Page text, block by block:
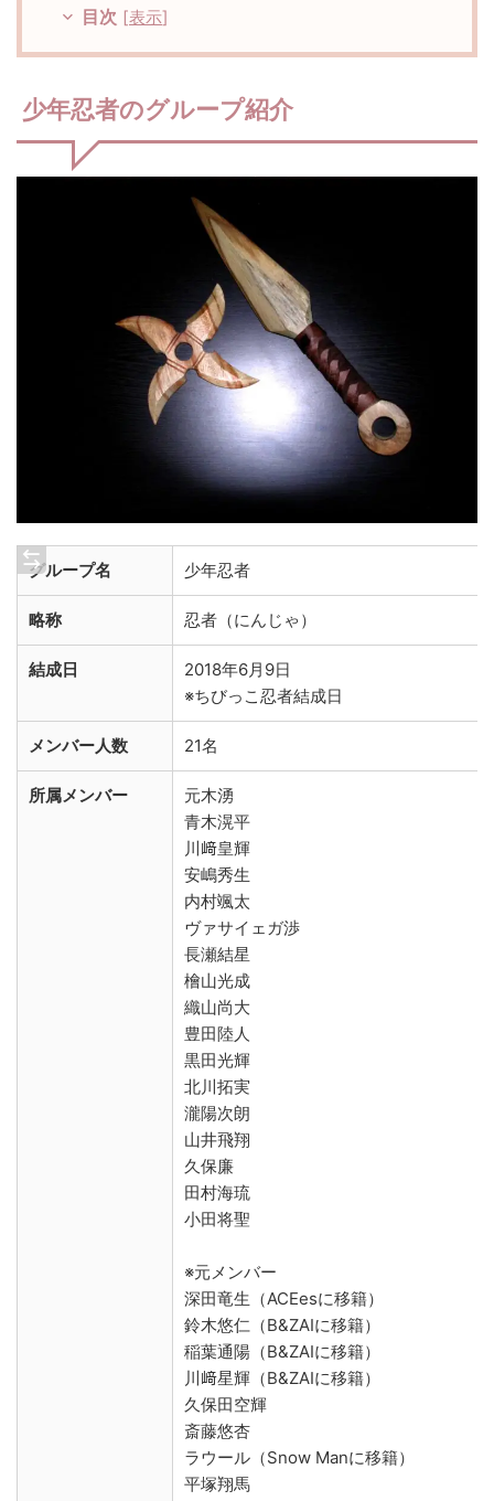
目次 [表示]
少年忍者のグループ紹介
グループ名 少年忍者
略称 忍者（にんじゃ）
結成日
2018年6月9日
※ちびっこ忍者結成日
メンバー人数 21名
所属メンバー
元木湧
青木滉平
川﨑皇輝
安嶋秀生
内村颯太
ヴァサイェガ渉
長瀬結星
檜山光成
織山尚大
豊田陸人
黒田光輝
北川拓実
瀧陽次朗
山井飛翔
久保廉
田村海琉
小田将聖
※元メンバー
深田竜生（ACEesに移籍）
鈴木悠仁（B&ZAIに移籍）
稲葉通陽（B&ZAIに移籍）
川﨑星輝（B&ZAIに移籍）
久保田空輝
斎藤悠杏
ラウール（Snow Manに移籍）
平塚翔馬